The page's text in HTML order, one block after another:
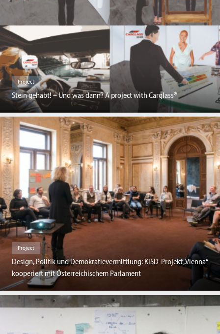
Project
Stein gehabt! – Und was dann? A project with Carglass®
Project
Design, Politik und Demokratievermittlung: KISD-Projekt „Vienna“
kooperiert mit Österreichischem Parlament